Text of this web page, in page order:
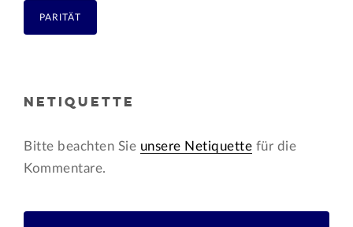
PARITÄT
NETIQUETTE
Bitte beachten Sie unsere Netiquette für die
Kommentare.